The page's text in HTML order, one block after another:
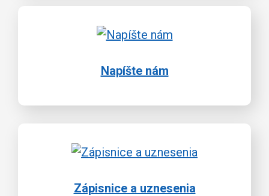
Napíšte nám
Zápisnice a uznesenia